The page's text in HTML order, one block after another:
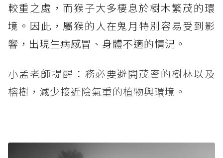
較重之處，而猴子大多棲息於樹木繁茂的環
境。因此，屬猴的人在鬼月特別容易受到影
響，出現生病感冒、身體不適的情況。
小孟老師提醒：務必要避開茂密的樹林以及
榕樹，減少接近陰氣重的植物與環境。